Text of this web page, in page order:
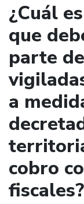
¿Cuál
que
parte
a
cobro
fiscales?